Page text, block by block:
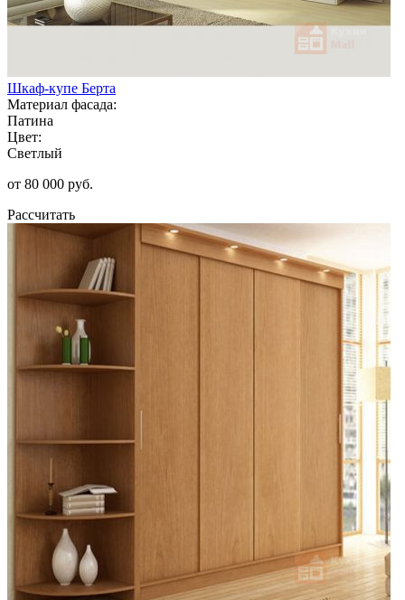
Шкаф-купе Берта
Материал фасада:
Патина
Цвет:
Светлый
от 80 000 руб.
Рассчитать